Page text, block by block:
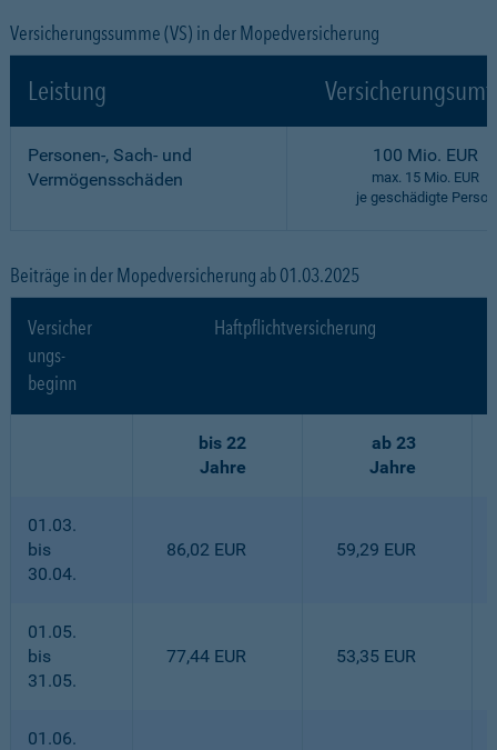
Versicherungssumme (VS) in der Mopedversicherung
Leistung
Personen-, Sach- und
Vermögensschäden
100 Mio. EUR
max. 15 Mio. EUR
je geschädigte Person
Beiträge in der Mopedversicherung ab 01.03.2025
Versicher
ungs-
beginn
Haftpflichtversicherung
bis 22
Jahre
ab 23
Jahre
01.03.
bis
30.04.
86,02 EUR 59,29 EUR
01.05.
bis
31.05.
77,44 EUR 53,35 EUR
01.06.